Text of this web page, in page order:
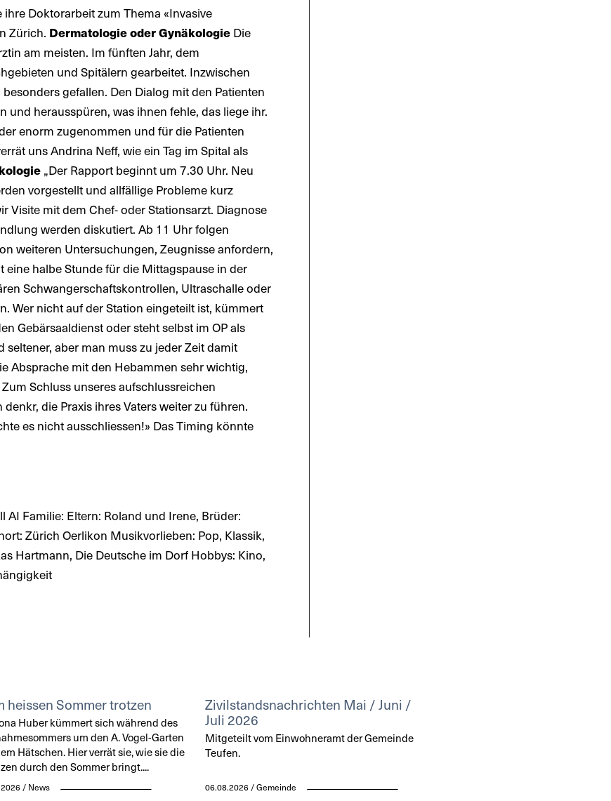
Doktorarbeit zum Thema «Invasive
Zürich. Dermatologie oder Gynäkologie Die
am meisten. Im fünften Jahr, dem
und Spitälern gearbeitet. Inzwischen
gefallen. Den Dialog mit den Patienten
herausspüren, was ihnen fehle, das liege ihr.
enorm zugenommen und für die Patienten
uns Andrina Neff, wie ein Tag im Spital als
„Der Rapport beginnt um 7.30 Uhr. Neu
vorgestellt und allfällige Probleme kurz
Visite mit dem Chef- oder Stationsarzt. Diagnose
werden diskutiert. Ab 11 Uhr folgen
weiteren Untersuchungen, Zeugnisse anfordern,
halbe Stunde für die Mittagspause in der
Schwangerschaftskontrollen, Ultraschalle oder
Wer nicht auf der Station eingeteilt ist, kümmert
Gebärsaaldienst oder steht selbst im OP als
aber man muss zu jeder Zeit damit
Absprache mit den Hebammen sehr wichtig,
Schluss unseres aufschlussreichen
die Praxis ihres Vaters weiter zu führen.
es nicht ausschliessen!» Das Timing könnte
Familie: Eltern: Roland und Irene, Brüder:
Zürich Oerlikon Musikvorlieben: Pop, Klassik,
Hartmann, Die Deutsche im Dorf Hobbys: Kino,
heissen Sommer trotzen
Huber kümmert sich während des
um den A. Vogel-Garten
Hätschen. Hier verrät sie, wie sie die
durch den Sommer bringt....
/ News
Zivilstandsnachrichten Mai / Juni /
Juli 2026
Mitgeteilt vom Einwohneramt der Gemeinde
Teufen.
06.08.2026 / Gemeinde